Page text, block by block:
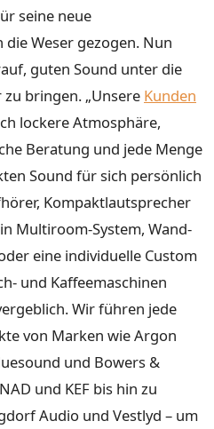
seine neue
Weser gezogen. Nun
guten Sound unter die
bringen. „Unsere Kunden
lockere Atmosphäre,
Beratung und jede Menge
Sound für sich persönlich
Kompaktlautsprecher
Multiroom-System, Wand-
eine individuelle Custom
und Kaffeemaschinen
Wir führen jede
von Marken wie Argon
und Bowers &
und KEF bis hin zu
Audio und Vestlyd – um